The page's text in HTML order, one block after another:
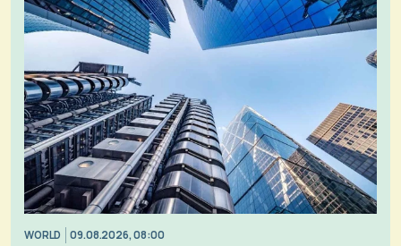
WORLD 09.08.2026, 08:00